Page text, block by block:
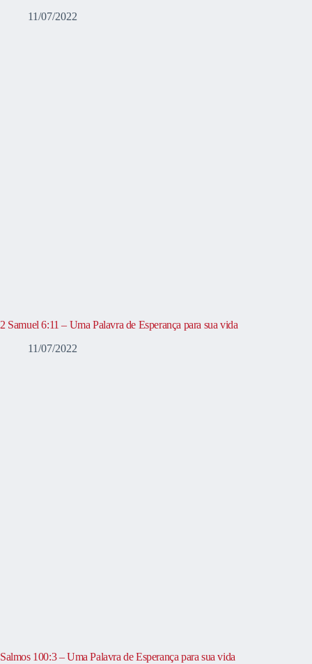
11/07/2022
2 Samuel 6:11 – Uma Palavra de Esperança para sua vida
11/07/2022
Salmos 100:3 – Uma Palavra de Esperança para sua vida